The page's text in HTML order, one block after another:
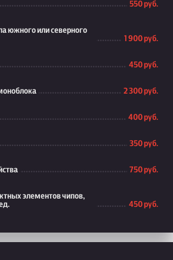
550 руб.
южного или северного
1 900 руб.
450 руб.
2 300 руб.
400 руб.
350 руб.
750 руб.
элементов чипов,
450 руб.